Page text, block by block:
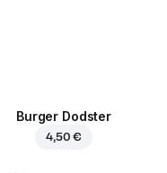
Burger Dodster
4,50 €